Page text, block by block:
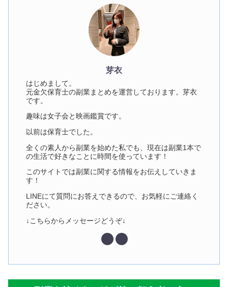
芽衣
はじめまして。
元金欠保育士の副業まとめを運営しております。芽衣
です。
趣味は女子会と映画鑑賞です。
以前は保育士でした。
全くの素人から副業を始めた私でも、現在は副業1本で
の生活で好きなことに時間を使っています！
このサイトでは副業に関する情報をお伝えしていきま
す！
LINEにて質問にお答えできるので、お気軽にご連絡く
ださい。
↓こちらからメッセージどうぞ↓